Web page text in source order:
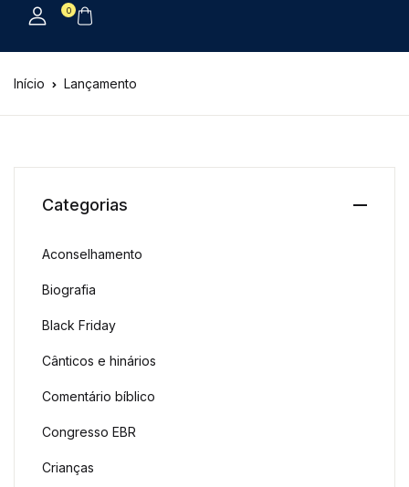
0
Início Lançamento
Categorias
Aconselhamento
Biografia
Black Friday
Cânticos e hinários
Comentário bíblico
Congresso EBR
Crianças